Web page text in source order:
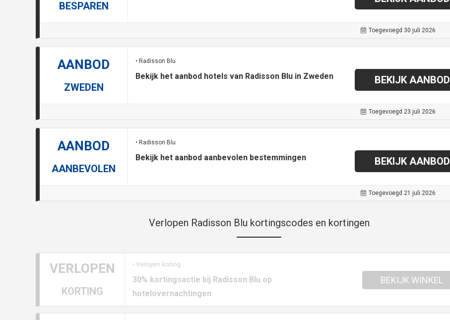
BESPAREN
Toegevoegd 30 juli 2026
AANBOD
ZWEDEN
• Radisson Blu
Bekijk het aanbod hotels van Radisson Blu in Zweden BEKIJK AANBOD
Toegevoegd 23 juli 2026
AANBOD
AANBEVOLEN
• Radisson Blu
Bekijk het aanbod aanbevolen bestemmingen BEKIJK AANBOD
Toegevoegd 21 juli 2026
Verlopen Radisson Blu kortingscodes en kortingen
VERLOPEN
KORTING
• Verlopen korting
30% kortingsactie bij Radisson Blu op
hotelovernachtingen
BEKIJK WINKEL